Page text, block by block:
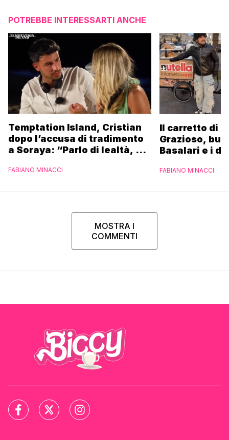
POTREBBE INTERESSARTI ANCHE
Temptation Island, Cristian
dopo l’accusa di tradimento
a Soraya: “Parlo di lealtà, ma
FABIANO MINACCI
Il carretto di
Grazioso,
Basalari e i
Ferrero”
FABIANO MINACCI
MOSTRA I
COMMENTI